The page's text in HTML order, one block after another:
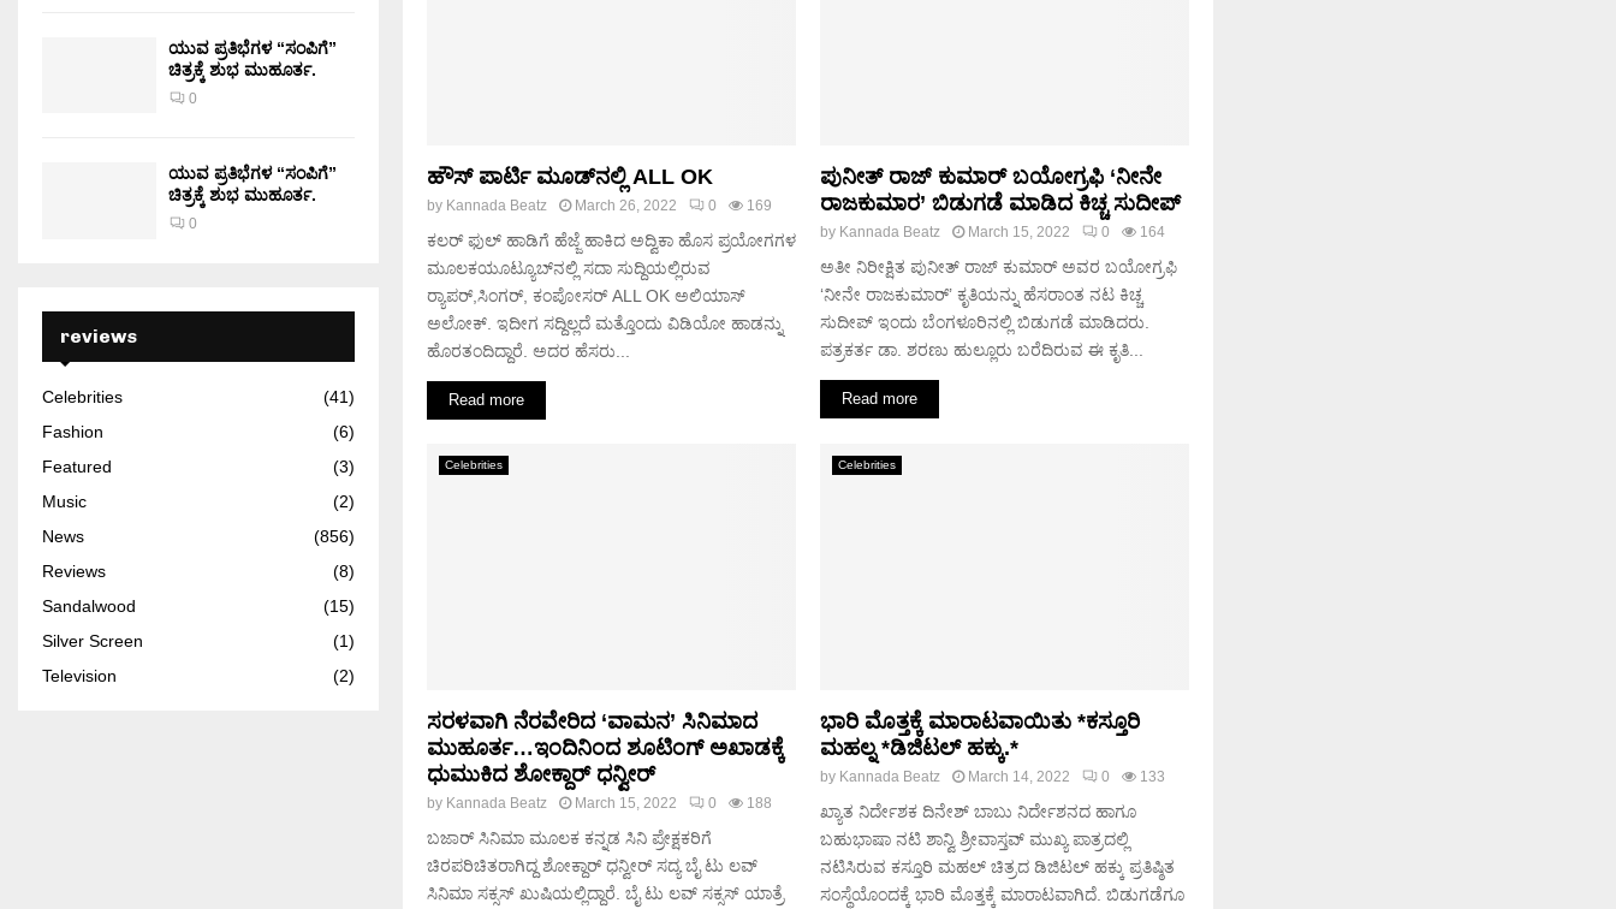
ಹೌಸ್​ ಪಾರ್ಟಿ ಮೂಡ್​ನಲ್ಲಿ ALL OK
by Kannada Beatz March 26, 2022 0 169
ಕಲರ್ ಫುಲ್ ಹಾಡಿಗೆ ಹೆಜ್ಜೆ ಹಾಕಿದ ಅದ್ವಿಕಾ ಹೊಸ ಪ್ರಯೋಗಗಳ
ಮೂಲಕಯೂಟ್ಯೂಬ್​ನಲ್ಲಿ ಸದಾ ಸುದ್ದಿಯಲ್ಲಿರುವ
ರ‍್ಯಾಪರ್,ಸಿಂಗರ್​, ಕಂಪೋಸರ್​ ALL OK ಅಲಿಯಾಸ್​
ಅಲೋಕ್​. ಇದೀಗ ಸದ್ದಿಲ್ಲದೆ ಮತ್ತೊಂದು ವಿಡಿಯೋ ಹಾಡನ್ನು
ಹೊರತಂದಿದ್ದಾರೆ. ಅದರ ಹೆಸರು...
Read more
ಪುನೀತ್ ರಾಜ್ ಕುಮಾರ್ ಬಯೋಗ್ರಫಿ ‘ನೀನೇ
ರಾಜಕುಮಾರ’ ಬಿಡುಗಡೆ ಮಾಡಿದ ಕಿಚ್ಚ ಸುದೀಪ್
by Kannada Beatz March 15, 2022 0 164
ಅತೀ ನಿರೀಕ್ಷಿತ ಪುನೀತ್ ರಾಜ್ ಕುಮಾರ್ ಅವರ ಬಯೋಗ್ರಫಿ
‘ನೀನೇ ರಾಜಕುಮಾರ್’ ಕೃತಿಯನ್ನು ಹೆಸರಾಂತ ನಟ ಕಿಚ್ಚ
ಸುದೀಪ್ ಇಂದು ಬೆಂಗಳೂರಿನಲ್ಲಿ ಬಿಡುಗಡೆ ಮಾಡಿದರು.
ಪತ್ರಕರ್ತ ಡಾ. ಶರಣು ಹುಲ್ಲೂರು ಬರೆದಿರುವ ಈ ಕೃತಿ...
Read more
Celebrities
ಸರಳವಾಗಿ ನೆರವೇರಿದ ‘ವಾಮನ’ ಸಿನಿಮಾದ
ಮುಹೂರ್ತ…ಇಂದಿನಿಂದ ಶೂಟಿಂಗ್ ಅಖಾಡಕ್ಕೆ
ಧುಮುಕಿದ ಶೋಕ್ದಾರ್ ಧನ್ವೀರ್
by Kannada Beatz March 15, 2022 0 188
ಬಜಾರ್ ಸಿನಿಮಾ ಮೂಲಕ ಕನ್ನಡ ಸಿನಿ ಪ್ರೇಕ್ಷಕರಿಗೆ
ಚಿರಪರಿಚಿತರಾಗಿದ್ದ ಶೋಕ್ದಾರ್ ಧನ್ವೀರ್ ಸದ್ಯ ಬೈ ಟು ಲವ್
ಸಿನಿಮಾ ಸಕ್ಸಸ್ ಖುಷಿಯಲ್ಲಿದ್ದಾರೆ. ಬೈ ಟು ಲವ್ ಸಕ್ಸಸ್ ಯಾತ್ರೆ
Celebrities
ಭಾರಿ ಮೊತ್ತಕ್ಕೆ ಮಾರಾಟವಾಯಿತು *ಕಸ್ತೂರಿ
ಮಹಲ್ನ *ಡಿಜಿಟಲ್ ಹಕ್ಕು.*
by Kannada Beatz March 14, 2022 0 133
ಖ್ಯಾತ ನಿರ್ದೇಶಕ ದಿನೇಶ್ ಬಾಬು ನಿರ್ದೇಶನದ ಹಾಗೂ
ಬಹುಭಾಷಾ ನಟಿ ಶಾನ್ವಿ ಶ್ರೀವಾಸ್ತವ್ ಮುಖ್ಯ ಪಾತ್ರದಲ್ಲಿ
ನಟಿಸಿರುವ ಕಸ್ತೂರಿ ಮಹಲ್ ಚಿತ್ರದ ಡಿಜಿಟಲ್ ಹಕ್ಕು ಪ್ರತಿಷ್ಠಿತ
ಸಂಸ್ಥೆಯೊಂದಕ್ಕೆ ಭಾರಿ ಮೊತ್ತಕ್ಕೆ ಮಾರಾಟವಾಗಿದೆ. ಬಿಡುಗಡೆಗೂ
ಯುವ ಪ್ರತಿಭೆಗಳ “ಸಂಪಿಗೆ”
ಚಿತ್ರಕ್ಕೆ ಶುಭ ಮುಹೂರ್ತ.
0
ಯುವ ಪ್ರತಿಭೆಗಳ “ಸಂಪಿಗೆ”
ಚಿತ್ರಕ್ಕೆ ಶುಭ ಮುಹೂರ್ತ.
0
reviews
Celebrities
(41)
Fashion
(6)
Featured
(3)
Music
(2)
News
(856)
Reviews
(8)
Sandalwood
(15)
Silver Screen
(1)
Television
(2)